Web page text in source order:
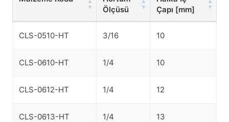
Ölçüsü
Çapı [mm]
Ölçüsü
Çapı [mm]
CLS-0510-HT 3/16 10
CLS-0610-HT 1/4 10
CLS-0612-HT 1/4 12
CLS-0613-HT 1/4 13